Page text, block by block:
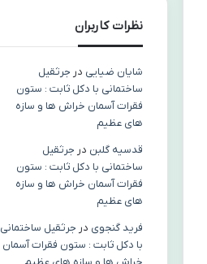
نظرات کاربران
شایان ضیایی در جرثقیل
ساختمانی با دکل ثابت : ستون
فقرات آسمان خراش ها و سازه
های عظیم
قدسیه گلبن در جرثقیل
ساختمانی با دکل ثابت : ستون
فقرات آسمان خراش ها و سازه
های عظیم
فرید گنجوی در جرثقیل ساختمانی
با دکل ثابت : ستون فقرات آسمان